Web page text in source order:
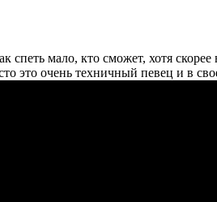
спеть мало, кто сможет, хотя
это очень техничный певец и в